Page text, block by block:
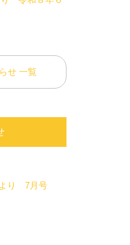
せ 一覧
り 7月号